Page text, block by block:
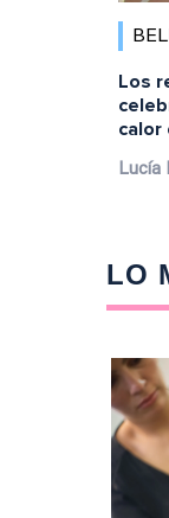
Los
calor
Lucía
LO